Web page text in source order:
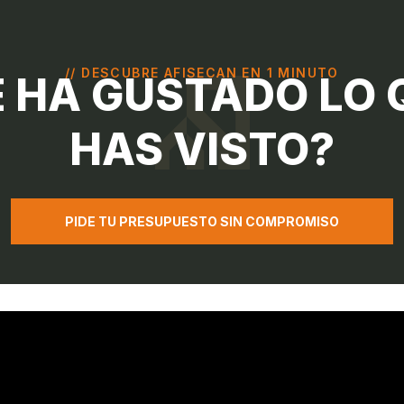
// DESCUBRE AFISECAN EN 1 MINUTO
HA GUSTADO LO
HAS VISTO?
PIDE TU PRESUPUESTO SIN COMPROMISO